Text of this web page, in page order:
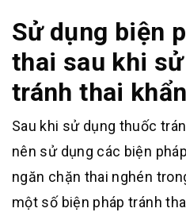
Sử dụng biện
thai sau khi
tránh thai
Sau khi sử dụng thuốc
nên sử dụng các biện
ngăn chặn thai nghén
một số biện pháp tránh